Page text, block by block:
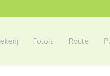
Foto’s Route